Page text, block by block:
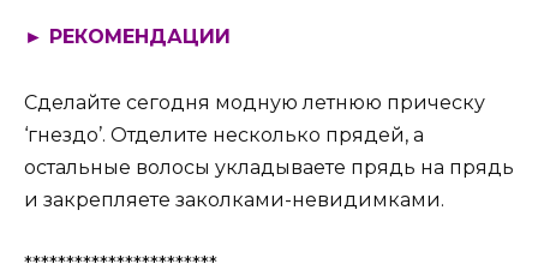
► РЕКОМЕНДАЦИИ
Сделайте сегодня модную летнюю прическу
‘гнездо’. Отделите несколько прядей, а
остальные волосы укладываете прядь на прядь
и закрепляете заколками-невидимками.
***********************